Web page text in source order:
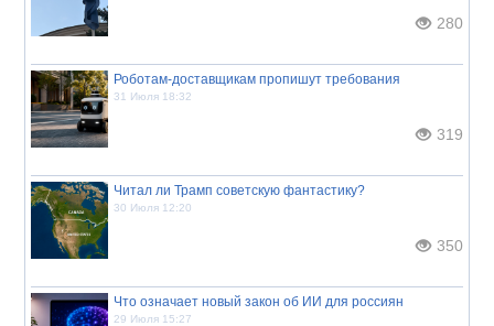
280
Роботам-доставщикам пропишут требования
31 Июля 18:32
319
Читал ли Трамп советскую фантастику?
30 Июля 12:20
350
Что означает новый закон об ИИ для россиян
29 Июля 15:27